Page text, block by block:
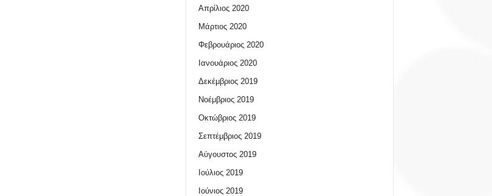
Απρίλιος 2020
Μάρτιος 2020
Φεβρουάριος 2020
Ιανουάριος 2020
Δεκέμβριος 2019
Νοέμβριος 2019
Οκτώβριος 2019
Σεπτέμβριος 2019
Αύγουστος 2019
Ιούλιος 2019
Ιούνιος 2019